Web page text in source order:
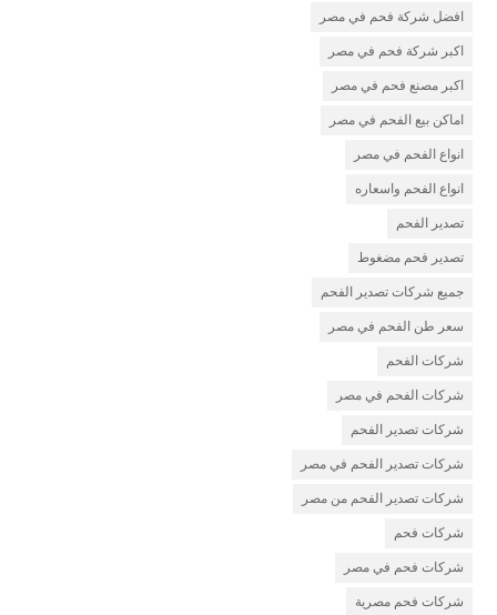
افضل شركة فحم في مصر
اكبر شركة فحم في مصر
اكبر مصنع فحم في مصر
اماكن بيع الفحم في مصر
انواع الفحم في مصر
انواع الفحم واسعاره
تصدير الفحم
تصدير فحم مضغوط
جميع شركات تصدير الفحم
سعر طن الفحم في مصر
شركات الفحم
شركات الفحم في مصر
شركات تصدير الفحم
شركات تصدير الفحم في مصر
شركات تصدير الفحم من مصر
شركات فحم
شركات فحم في مصر
شركات فحم مصرية